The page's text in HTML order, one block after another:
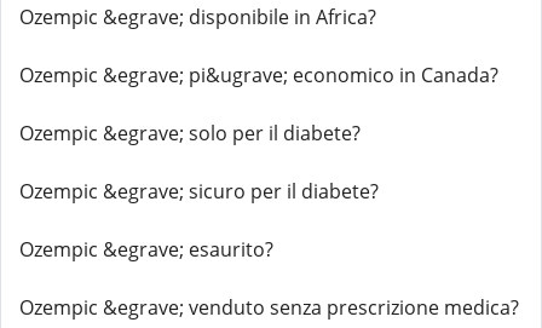
Ozempic &egrave; disponibile in Africa?
Ozempic &egrave; pi&ugrave; economico in Canada?
Ozempic &egrave; solo per il diabete?
Ozempic &egrave; sicuro per il diabete?
Ozempic &egrave; esaurito?
Ozempic &egrave; venduto senza prescrizione medica?